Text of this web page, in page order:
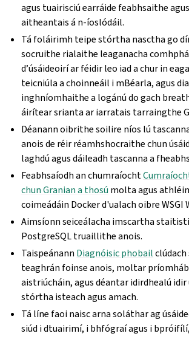
agus tuairisciú earráide feabhsaithe
aitheantais á n-íoslódáil.
Tá foláirimh teipe stórtha nasctha go
socruithe rialaithe leaganacha
d’úsáideoirí ar féidir leo iad a chur in
teicniúla a choinneáil i mBéarla, agus
inghníomhaithe a logánú do gach
áirítear srianta ar iarratais tarraingthe
Déanann oibrithe soilire níos lú
anois de réir réamhshocraithe chun
laghdú agus dáileadh tascanna a
Feabhsaíodh an chumraíocht
chun Granian a thosú molta agus
coimeádáin Docker d'ualach oibre WSGI
Aimsíonn seiceálacha imscartha
PostgreSQL truaillithe anois.
Taispeánann Diagnóisic phobailclúdach
teaghrán foinse anois, moltar
aistriúcháin, agus déantar idirdhealú
stórtha isteach agus amach.
Tá líne faoi naisc arna soláthar ag
siúd i dtuairimí, i bhfógraí agus i